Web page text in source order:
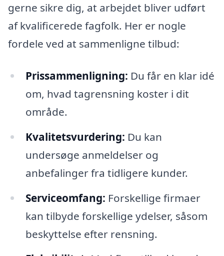
gerne sikre dig, at arbejdet bliver udført
af kvalificerede fagfolk. Her er nogle
fordele ved at sammenligne tilbud:
Prissammenligning: Du får en klar idé
om, hvad tagrensning koster i dit
område.
Kvalitetsvurdering: Du kan
undersøge anmeldelser og
anbefalinger fra tidligere kunder.
Serviceomfang: Forskellige firmaer
kan tilbyde forskellige ydelser, såsom
beskyttelse efter rensning.